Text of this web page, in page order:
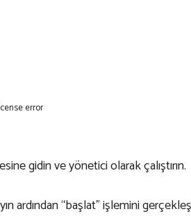
error
gidin ve yönetici olarak çalıştırın.
ardından “başlat” işlemini